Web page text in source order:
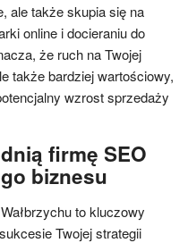
ale także skupia się na
online i docieraniu do
że ruch na Twojej
także bardziej wartościowy,
wzrost sprzedaży
firmę SEO
biznesu
to kluczowy
Twojej strategii